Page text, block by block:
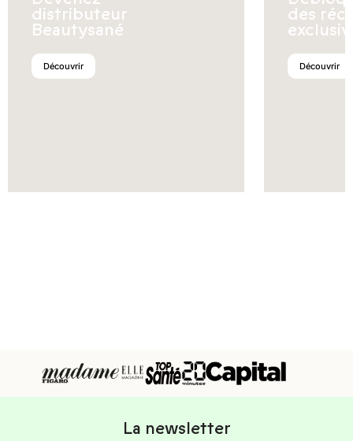
distributeur
Beautysané
Découvrir
des
Découvrir
La newsletter